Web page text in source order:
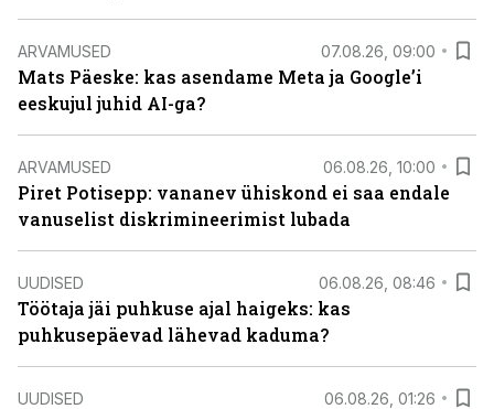
ARVAMUSED 07.08.26, 09:00
Mats Päeske: kas asendame Meta ja Google’i
eeskujul juhid AI-ga?
ARVAMUSED 06.08.26, 10:00
Piret Potisepp: vananev ühiskond ei saa endale
vanuselist diskrimineerimist lubada
UUDISED 06.08.26, 08:46
Töötaja jäi puhkuse ajal haigeks: kas
puhkusepäevad lähevad kaduma?
UUDISED 06.08.26, 01:26